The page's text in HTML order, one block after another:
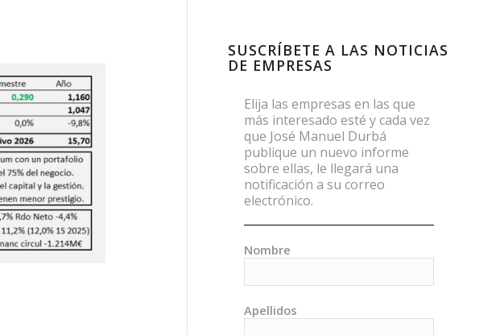
SUSCRÍBETE A LAS NOTICIAS
DE EMPRESAS
Elija las empresas en las que
más interesado esté y cada vez
que José Manuel Durbá
publique un nuevo informe
sobre ellas, le llegará una
notificación a su correo
electrónico.
Nombre
Apellidos